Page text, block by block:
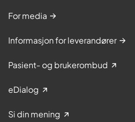
For media
Informasjon for leverandører
Pasient- og brukerombud
eDialog
Si din mening